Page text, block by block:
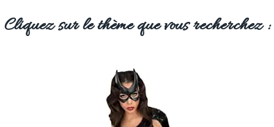
Cliquez sur le thème que vous recherchez :